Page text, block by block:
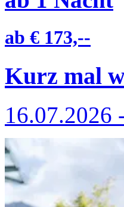
ab € 173,--
Kurz mal
16.07.2026